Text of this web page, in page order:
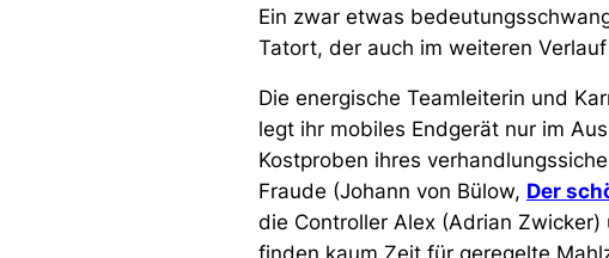
Ein zwar etwas
Tatort, der auch im weiteren
Die energische Teamleiterin und
legt ihr mobiles Endgerät nur im
Kostproben ihres
Fraude (Johann von Bülow, Der
die Controller Alex (Adrian